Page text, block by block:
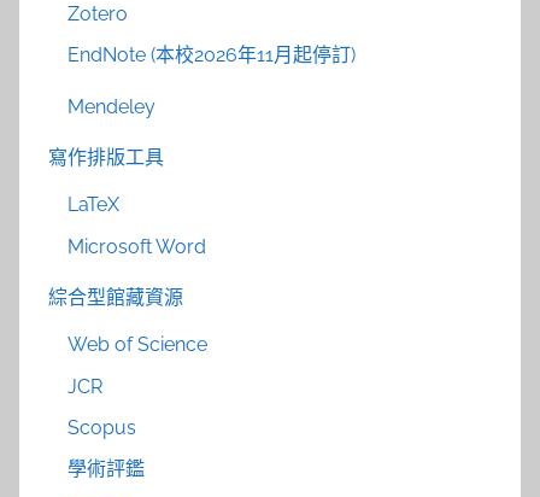
Zotero
EndNote (本校2026年11月起停訂)
Mendeley
寫作排版工具
LaTeX
Microsoft Word
綜合型館藏資源
Web of Science
JCR
Scopus
學術評鑑